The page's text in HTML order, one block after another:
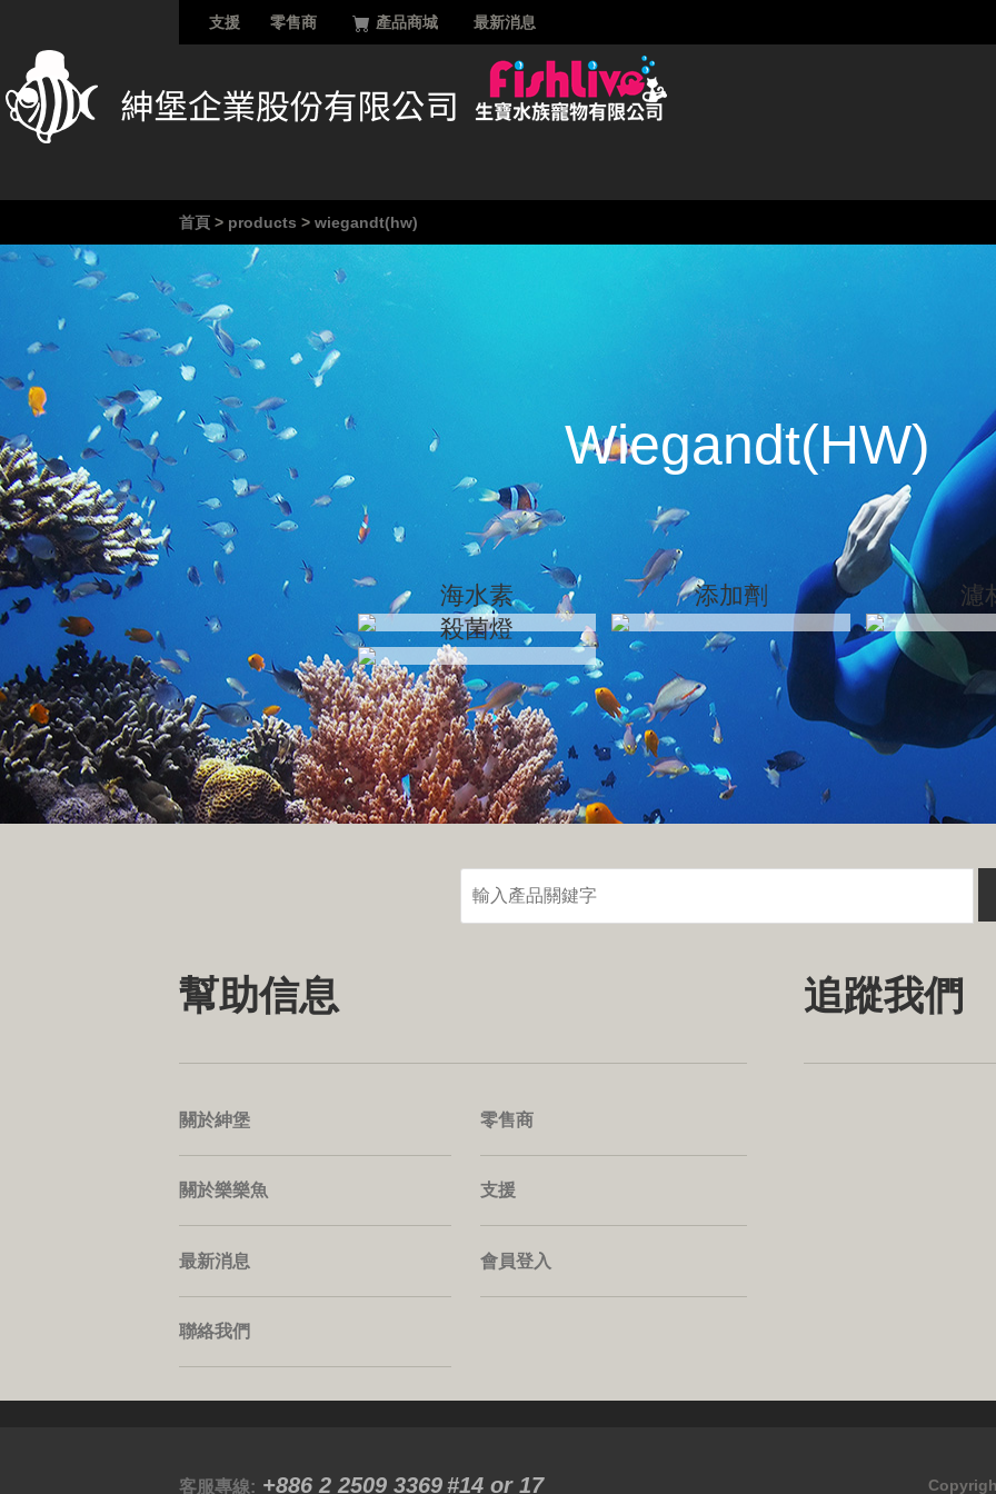
支援 零售商 產品商城 最新消息
首頁 > products >wiegandt(hw)
Wiegandt(HW)
海水素 添加劑
濾
殺菌燈
幫助信息
關於紳堡 零售商
關於樂樂魚 支援
最新消息 會員登入
聯絡我們
追蹤我們
客服專線: +886 2 2509 3369#14 or 17